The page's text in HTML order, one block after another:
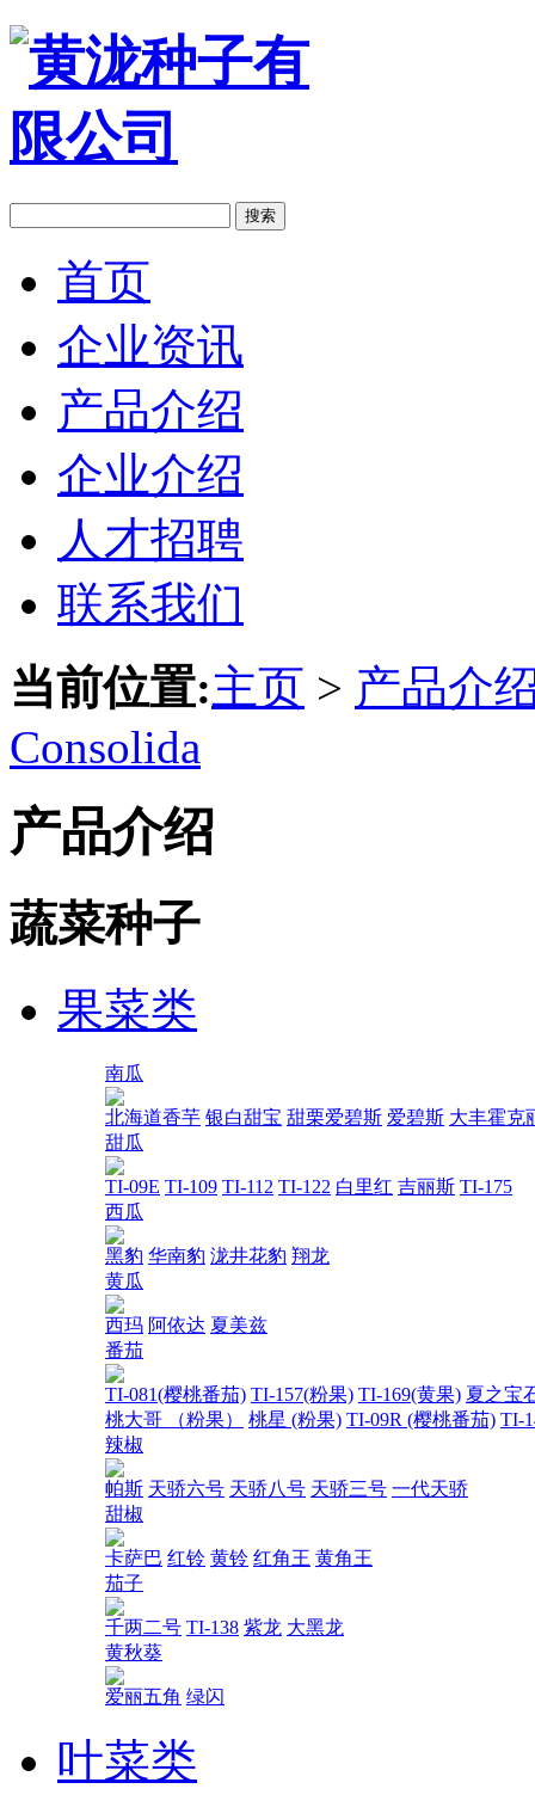
搜索
首页
企业资讯
产品介绍
企业介绍
人才招聘
联系我们
当前位置:主页 > 产品介
Consolida
产品介绍
蔬菜种子
果菜类
南瓜
北海道香芋 银白甜宝 甜栗爱碧斯 爱碧斯 大丰霍克
甜瓜
TI-09E TI-109 TI-112 TI-122 白里红 吉丽斯 TI-175
西瓜
黑豹 华南豹 泷井花豹 翔龙
黄瓜
西玛 阿依达 夏美兹
番茄
TI-081(樱桃番茄) TI-157(粉果) TI-169(黄果) 夏之宝
桃大哥 （粉果）
桃星 (粉果) TI-09R (樱桃番茄) TI-
辣椒
帕斯 天骄六号 天骄八号 天骄三号 一代天骄
甜椒
卡萨巴 红铃 黄铃 红角王 黄角王
茄子
千两二号 TI-138 紫龙 大黑龙
黄秋葵
爱丽五角 绿闪
叶菜类